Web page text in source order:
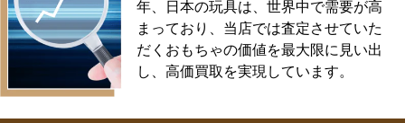
年、日本の玩具は、世界中で需要が高
まっており、当店では査定させていた
だくおもちゃの価値を最大限に見い出
し、高価買取を実現しています。